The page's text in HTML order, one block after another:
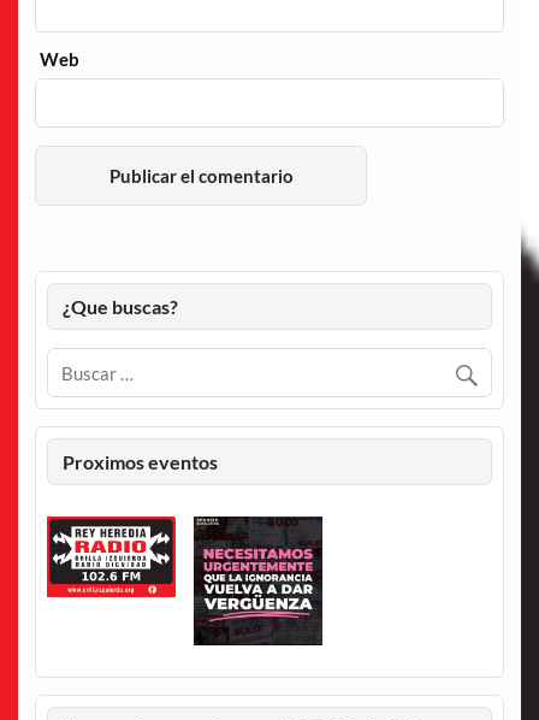
Web
¿Que buscas?
Proximos eventos